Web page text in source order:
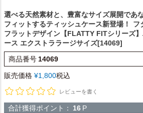
選べる天然素材と、豊富なサイズ展開であ
フィットするティッシュケース新登場！
フ
フラットデザイン【FLATTY FITシリーズ
ース エクストララージサイズ[14069]
商品番号 14069
販売価格 ¥1,800税込
レビューを書く
合計獲得ポイント： 16 P